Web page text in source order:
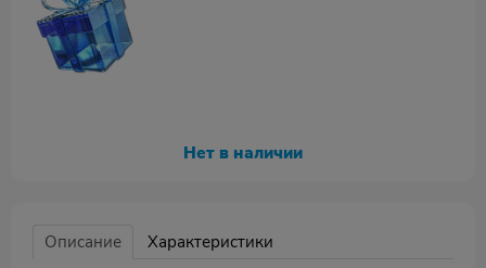
Нет в наличии
Описание
Характеристики